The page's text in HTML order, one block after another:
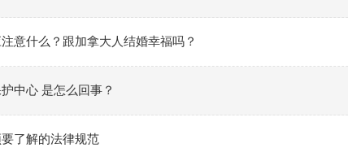
意什么？跟加拿大人结婚幸福吗？
中心 是怎么回事？
了解的法律规范